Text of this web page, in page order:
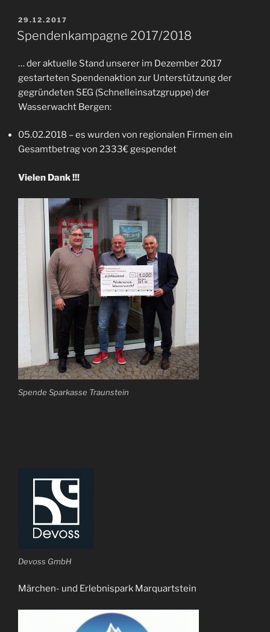
VERÖFFENTLICHT
AM
29.12.2017
Spendenkampagne 2017/2018
… der aktuelle Stand unserer im Dezember 2017
gestarteten Spendenaktion zur Unterstützung der
gegründeten SEG (Schnelleinsatzgruppe) der
Wasserwacht Bergen:
05.02.2018 – es wurden von regionalen Firmen ein
Gesamtbetrag von 2333€ gespendet
Vielen Dank !!!
Spende Sparkasse Traunstein
Devoss GmbH
Märchen- und Erlebnispark Marquartstein